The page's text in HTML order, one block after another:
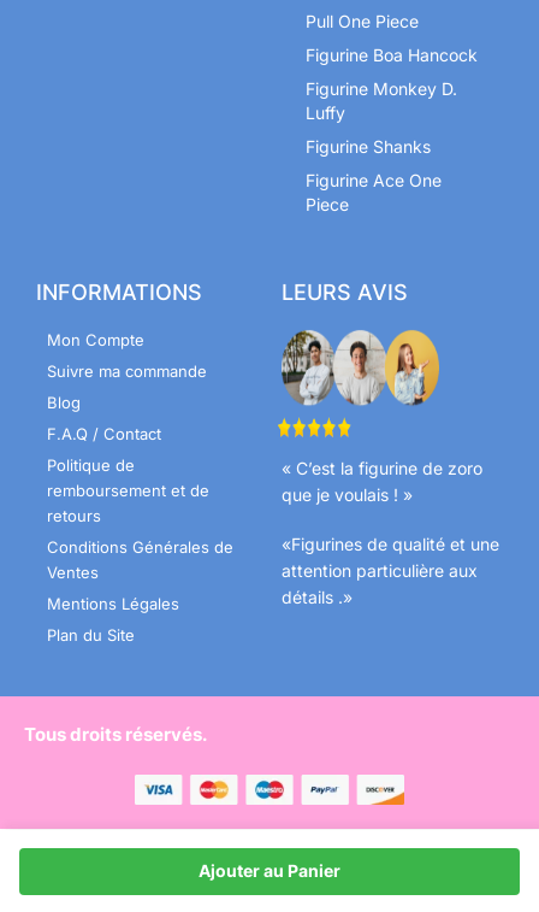
Ajouter au Panier
Pull One Piece
Figurine Boa Hancock
Figurine Monkey D.
Luffy
Figurine Shanks
Figurine Ace One
Piece
INFORMATIONS
Mon Compte
Suivre ma commande
Blog
F.A.Q / Contact
Politique de
remboursement et de
retours
Conditions Générales de
Ventes
Mentions Légales
Plan du Site
LEURS AVIS
« C’est la figurine de zoro
que je voulais ! »
«Figurines de qualité et une
attention particulière aux
détails .»
Tous droits réservés.